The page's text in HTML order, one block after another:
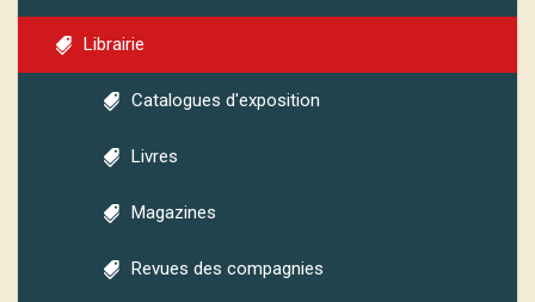
Librairie
Catalogues d'exposition
Livres
Magazines
Revues des compagnies